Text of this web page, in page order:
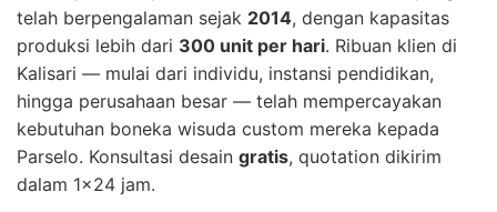
telah berpengalaman sejak 2014, dengan kapasitas
produksi lebih dari 300 unit per hari. Ribuan klien di
Kalisari — mulai dari individu, instansi pendidikan,
hingga perusahaan besar — telah mempercayakan
kebutuhan boneka wisuda custom mereka kepada
Parselo. Konsultasi desain gratis, quotation dikirim
dalam 1×24 jam.